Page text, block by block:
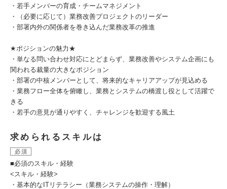
・若手メンバーの育成・チームマネジメント
・（必要に応じて）業務改善プロジェクトのリーダー
・部署内外の関係者を巻き込んだ業務改革の推進
★ポジションの魅力★
・単なる問い合わせ対応にとどまらず、業務改善やシステム企画にも
関われる裁量の大きなポジション
・部署の中核メンバーとして、将来的なキャリアアップが見込める
・業務フロー全体を俯瞰し、業務とシステムの橋渡し役として活躍で
きる
・若手の意見が通りやすく、チャレンジを歓迎する風土
求められるスキルは
必須
■必須のスキル・経験
<スキル・経験>
・基本的なITリテラシー（業務システムの操作・理解）